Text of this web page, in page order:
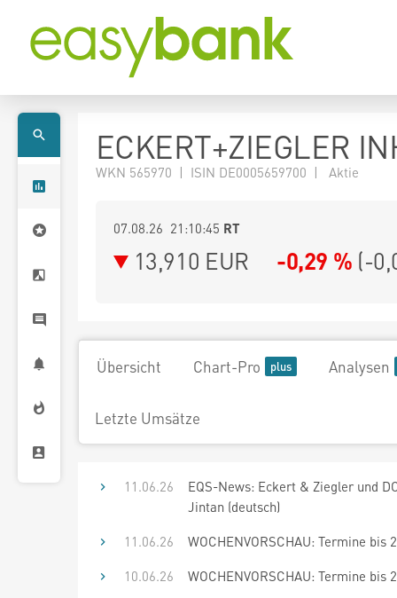
ECKERT+ZIEGLER
WKN 565970 | ISIN DE0005659700 | Aktie
07.08.26 21:10:45 RT
13,910 EUR -0,29 % (-
Übersicht Chart-Pro Analysen
Letzte Umsätze
11.06.26
EQS-News: Eckert & Ziegler und
Jintan (deutsch)
11.06.26
WOCHENVORSCHAU: Termine bis
10.06.26
WOCHENVORSCHAU: Termine bis